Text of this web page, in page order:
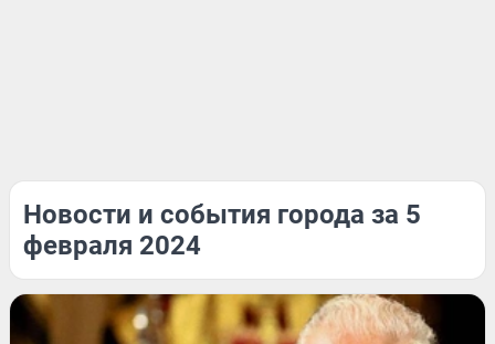
Новости и события города за 5
февраля 2024